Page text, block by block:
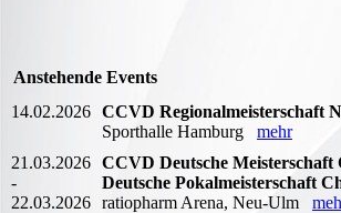
Anstehende Events
14.02.2026 CCVD Regionalmeisterschaft
Sporthalle Hamburg mehr
21.03.2026
-
22.03.2026
CCVD Deutsche Meisterschaft
Deutsche Pokalmeisterschaft
ratiopharm Arena, Neu-Ulm